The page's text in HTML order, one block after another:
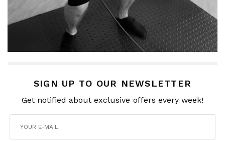
SIGN UP TO OUR NEWSLETTER
Get notified about exclusive offers every week!